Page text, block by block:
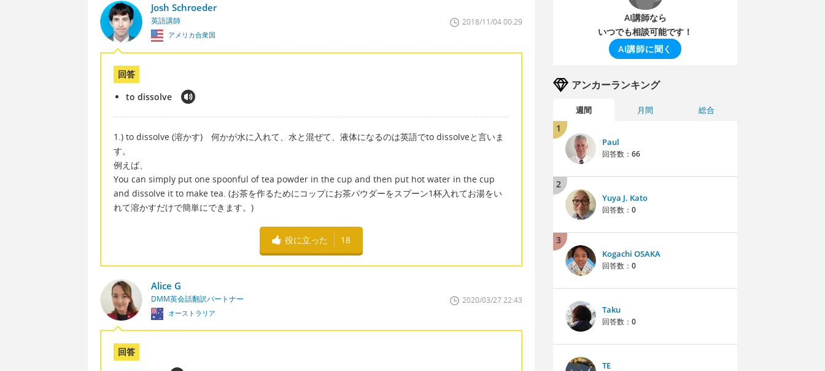
Josh Schroeder
英語講師
アメリカ合衆国
2018/11/04 00:29
回答
to dissolve
1.) to dissolve (溶かす) 何かが水に入れて、水と混ぜて、液体になるのは英語でto dissolveと言いま
す。
例えば、
You can simply put one spoonful of tea powder in the cup and then put hot water in the cup
and dissolve it to make tea. (お茶を作るためにコップにお茶パウダーをスプーン1杯入れてお湯をい
れて溶かすだけで簡単にできます。)
役に立った 18
Alice G
DMM英会話翻訳パートナー
オーストラリア
2020/03/27 22:43
回答
AI講師なら
いつでも相談可能です！
AI講師に聞く
アンカーランキング
週間 月間 総合
1
Paul
回答数： 66
2
Yuya J. Kato
回答数： 0
3
Kogachi OSAKA
回答数： 0
Taku
回答数： 0
TE